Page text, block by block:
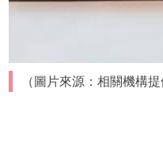
（圖片來源：相關機構提